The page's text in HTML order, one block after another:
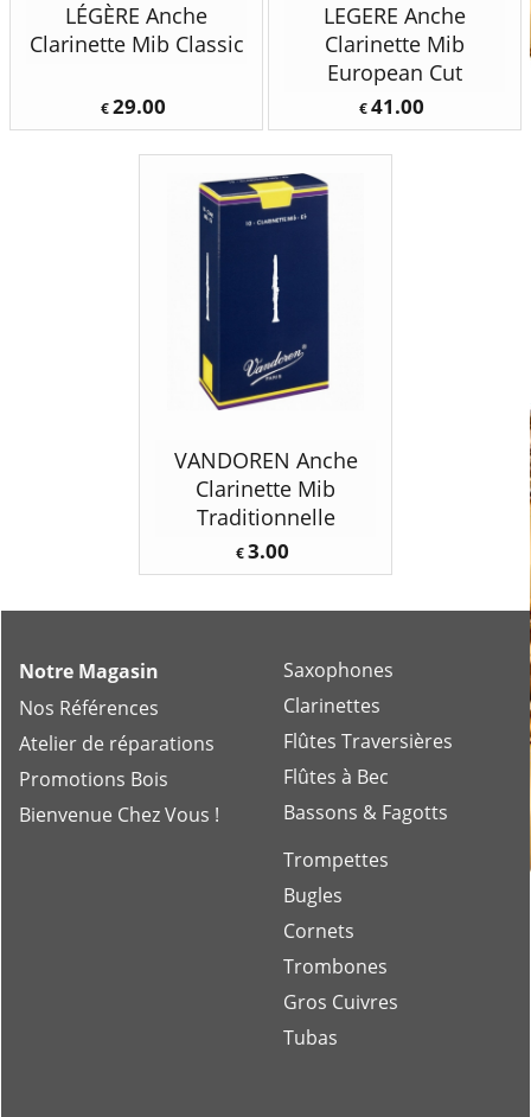
LÉGÈRE Anche
Clarinette Mib Classic
€29.00
LEGERE Anche
Clarinette Mib
European Cut
€41.00
VANDOREN Anche
Clarinette Mib
Traditionnelle
€3.00
Notre Magasin
Nos Références
Atelier de réparations
Promotions Bois
Bienvenue Chez Vous !
Saxophones
Clarinettes
Flûtes Traversières
Flûtes à Bec
Bassons & Fagotts
Trompettes
Bugles
Cornets
Trombones
Gros Cuivres
Tubas